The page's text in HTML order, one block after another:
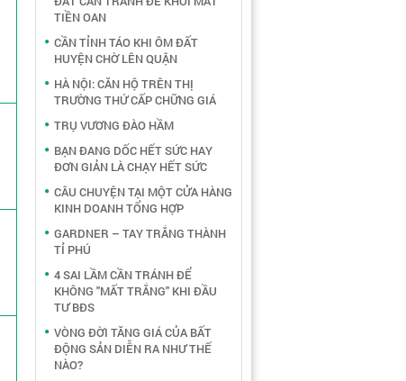
TIỀN OAN
CẦN TỈNH TÁO KHI ÔM ĐẤT
HUYỆN CHỜ LÊN QUẬN
HÀ NỘI: CĂN HỘ TRÊN THỊ
TRƯỜNG THỨ CẤP CHỮNG GIÁ
TRỤ VƯƠNG ĐÀO HẦM
BẠN ĐANG DỐC HẾT SỨC HAY
ĐƠN GIẢN LÀ CHẠY HẾT SỨC
CÂU CHUYỆN TẠI MỘT CỬA HÀNG
KINH DOANH TỔNG HỢP
GARDNER – TAY TRẮNG THÀNH
TỈ PHÚ
4 SAI LẦM CẦN TRÁNH ĐỂ
KHÔNG "MẤT TRẮNG" KHI ĐẦU
TƯ BĐS
VÒNG ĐỜI TĂNG GIÁ CỦA BẤT
ĐỘNG SẢN DIỄN RA NHƯ THẾ
NÀO?